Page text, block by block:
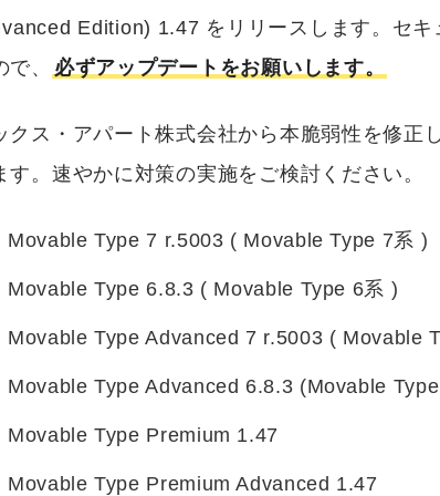
Edition) 1.47 をリリースします。セキ
で、
必ずアップデートをお願いします。
クス・アパート株式会社から本脆弱性を修正
す。速やかに対策の実施をご検討ください。
Movable Type 7 r.5003 ( Movable Type 7系 )
Movable Type 6.8.3 ( Movable Type 6系 )
Movable Type Advanced 7 r.5003 ( Movable
Movable Type Advanced 6.8.3 (Movable
Movable Type Premium 1.47
Movable Type Premium Advanced 1.47